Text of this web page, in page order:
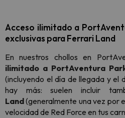
Acceso ilimitado a
exclusivas para Ferrari Land
En nuestros chollos en
ilimitado a PortAventura
(incluyendo el día de llegada y el
hay más: suelen incluir
Land(generalmente una vez por
velocidad de Red Force en tus